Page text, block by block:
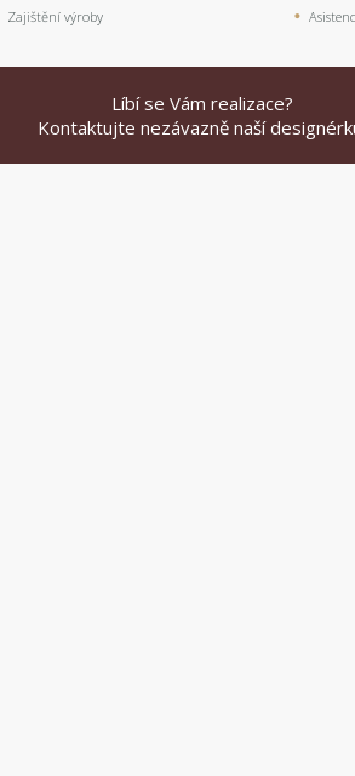
Zajištění výroby
Líbí se Vám realizace?
Kontaktujte nezávazně naší